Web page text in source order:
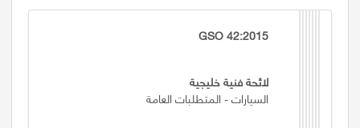
GSO 42:2015
لائحة فنية خليجية
السيارات - المتطلبات العامة